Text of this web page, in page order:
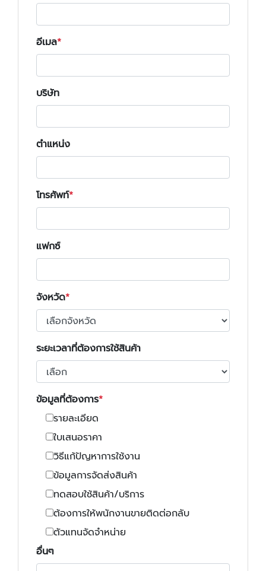
อีเมล
บริษัท
ตำแหน่ง
โทรศัพท์
แฟกซ์
จังหวัด
ระยะเวลาที่ต้องการใช้สินค้า
ข้อมูลที่ต้องการ
รายละเอียด
ใบเสนอราคา
วิธีแก้ปัญหาการใช้งาน
ข้อมูลการจัดส่งสินค้า
ทดสอบใช้สินค้า/บริการ
ต้องการให้พนักงานขายติดต่อกลับ
ตัวแทนจัดจำหน่าย
อื่นๆ